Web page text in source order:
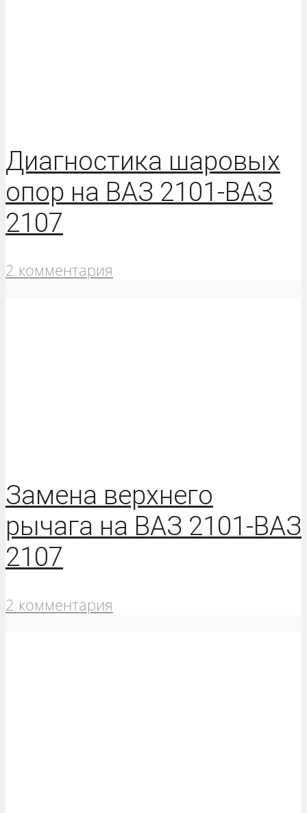
Диагностика шаровых
опор на ВАЗ 2101-ВАЗ
2107
2 комментария
Замена верхнего
рычага на ВАЗ 2101-ВАЗ
2107
2 комментария